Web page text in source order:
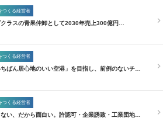
つくる経営者
ラスの青果仲卸として2030年売上300億円…
つくる経営者
ちばん居心地のいい空港」を目指し、前例のないチ…
つくる経営者
い、だから面白い。許認可・企業誘致・工業団地…